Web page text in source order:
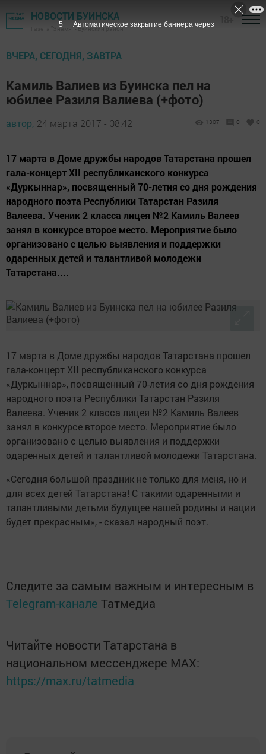
НОВОСТИ БУИНСКА
Газета "Знамя" - Буинский район
ВЧЕРА, СЕГОДНЯ, ЗАВТРА
Камиль Валиев из Буинска пел на
юбилее Разиля Валиева (+фото)
автор, 24 марта 2017 - 08:42 1307 0 0
17 марта в Доме дружбы народов Татарстана прошел
гала-концерт XII республиканского конкурса
«Дуркыннар», посвященный 70-летия со дня рождения
народного поэта Республики Татарстан Разиля
Валеева. Ученик 2 класса лицея №2 Камиль Валеев
занял в конкурсе второе место. Мероприятие было
организовано с целью выявления и поддержки
одаренных детей и талантливой молодежи
Татарстана....
17 марта в Доме дружбы народов Татарстана прошел
гала-концерт XII республиканского конкурса
«Дуркыннар», посвященный 70-летия со дня рождения
народного поэта Республики Татарстан Разиля
Валеева. Ученик 2 класса лицея №2 Камиль Валеев
занял в конкурсе второе место. Мероприятие было
организовано с целью выявления и поддержки
одаренных детей и талантливой молодежи Татарстана.
«Сегодня большой праздник не только для меня, но и
для всех детей Татарстана! С такими одаренными и
талантливыми детьми будущее нашей родины и нации
будет прекрасным», - сказал народный поэт.
Следите за самым важным и интересным в
Telegram-канале Татмедиа
Читайте новости Татарстана в
национальном мессенджере MАХ:
https://max.ru/tatmedia
4 Автоматическое закрытие баннера через